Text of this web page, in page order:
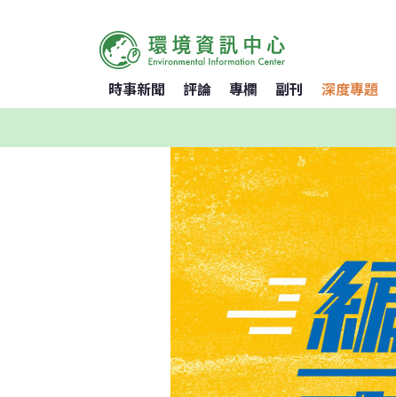
時事新聞 評論 專欄 副刊 深度專題